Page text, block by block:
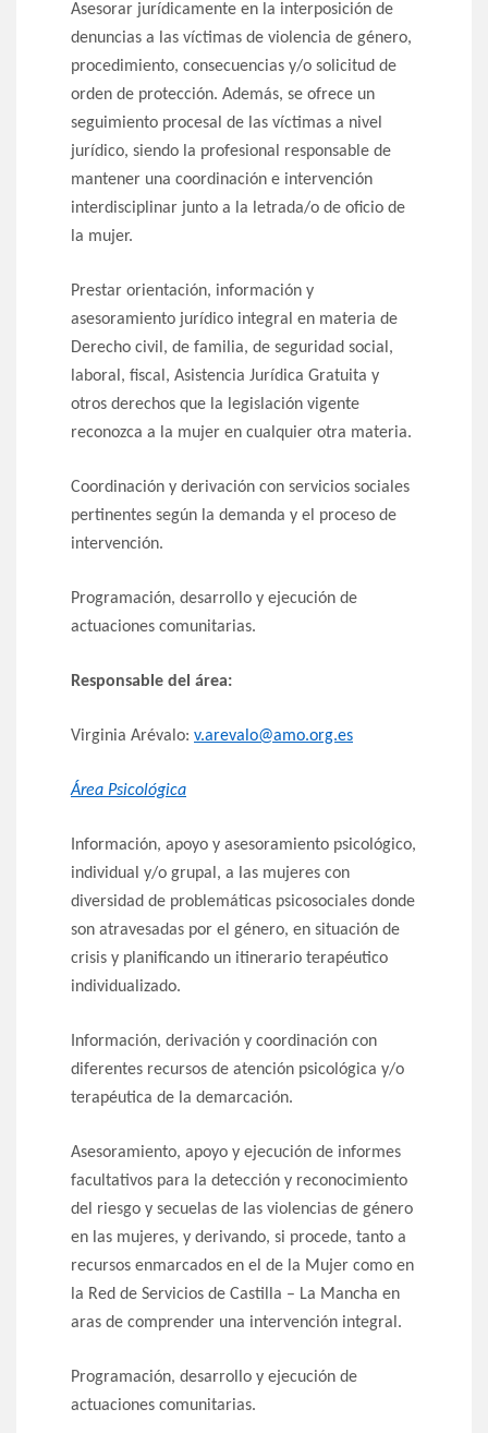
Asesorar jurídicamente en la interposición de
denuncias a las víctimas de violencia de género,
procedimiento, consecuencias y/o solicitud de
orden de protección. Además, se ofrece un
seguimiento procesal de las víctimas a nivel
jurídico, siendo la profesional responsable de
mantener una coordinación e intervención
interdisciplinar junto a la letrada/o de oficio de
la mujer.
Prestar orientación, información y
asesoramiento jurídico integral en materia de
Derecho civil, de familia, de seguridad social,
laboral, fiscal, Asistencia Jurídica Gratuita y
otros derechos que la legislación vigente
reconozca a la mujer en cualquier otra materia.
Coordinación y derivación con servicios sociales
pertinentes según la demanda y el proceso de
intervención.
Programación, desarrollo y ejecución de
actuaciones comunitarias.
Responsable del área:
Virginia Arévalo: v.arevalo@amo.org.es
Área Psicológica
Información, apoyo y asesoramiento psicológico,
individual y/o grupal, a las mujeres con
diversidad de problemáticas psicosociales donde
son atravesadas por el género, en situación de
crisis y planificando un itinerario terapéutico
individualizado.
Información, derivación y coordinación con
diferentes recursos de atención psicológica y/o
terapéutica de la demarcación.
Asesoramiento, apoyo y ejecución de informes
facultativos para la detección y reconocimiento
del riesgo y secuelas de las violencias de género
en las mujeres, y derivando, si procede, tanto a
recursos enmarcados en el de la Mujer como en
la Red de Servicios de Castilla – La Mancha en
aras de comprender una intervención integral.
Programación, desarrollo y ejecución de
actuaciones comunitarias.